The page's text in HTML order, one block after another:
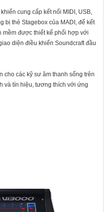
cung cấp kết nối MIDI, USB,
bị thẻ Stagebox của MADI, để kết
mềm được thiết kế phối hợp với
diện điều khiển Soundcraft đầu
các kỹ sư âm thanh sống trên
và tín hiệu, tương thích với ứng